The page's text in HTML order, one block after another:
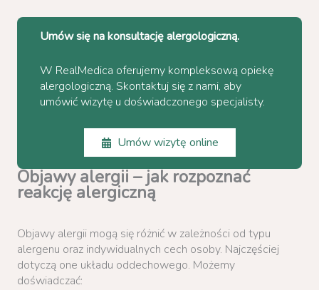
Umów się na konsultację alergologiczną.
W RealMedica oferujemy kompleksową opiekę
alergologiczną. Skontaktuj się z nami, aby
umówić wizytę u doświadczonego specjalisty.
Umów wizytę online
Objawy alergii – jak rozpoznać
reakcję alergiczną
Objawy alergii mogą się różnić w zależności od typu
alergenu oraz indywidualnych cech osoby. Najczęściej
dotyczą one układu oddechowego. Możemy
doświadczać: